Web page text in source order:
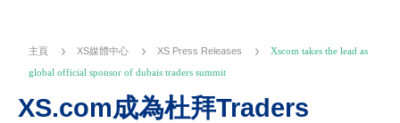
主頁 XS媒體中心 XS Press Releases
Xscom takes the lead as
global official sponsor of dubais traders summit
XS.com成為杜拜Traders